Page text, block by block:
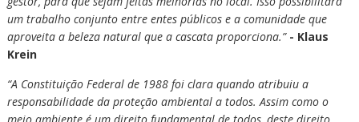
um trabalho conjunto entre entes públicos e a comunidade que
aproveita a beleza natural que a cascata proporciona.” - Klaus
Krein
“A Constituição Federal de 1988 foi clara quando atribuiu a
responsabilidade da proteção ambiental a todos. Assim como o